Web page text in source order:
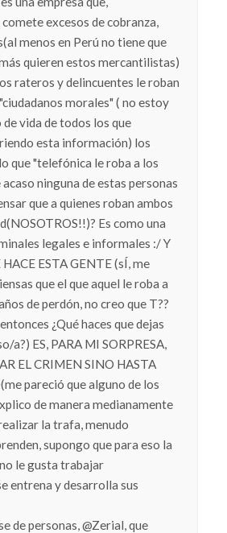
excesos de cobranza,
menos en Perú no tiene que
quieren estos mercantilistas)
rateros y delincuentes le roban
morales" ( no estoy
vida de todos los que
esta información) los
que "telefónica le roba a los
acaso ninguna de estas personas
que a quienes roban ambos
Es como una
legales e informales :/ Y
ESTA GENTE (sÍ, me
que el que aquel le roba a
de perdón, no creo que T??
¿Qué haces que dejas
a?) ES, PARA MI SORPRESA,
EL CRIMEN SINO HASTA
pareció que alguno de los
de manera medianamente
la trafa, menudo
supongo que para eso la
le gusta trabajar
entrena y desarrolla sus
de personas, @Zerial, que